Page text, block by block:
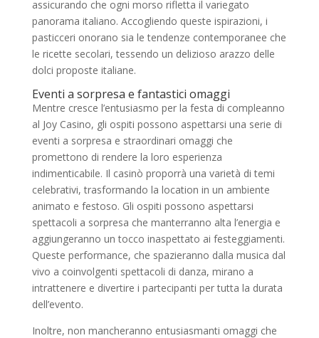
assicurando che ogni morso rifletta il variegato
panorama italiano. Accogliendo queste ispirazioni, i
pasticceri onorano sia le tendenze contemporanee che
le ricette secolari, tessendo un delizioso arazzo delle
dolci proposte italiane.
Eventi a sorpresa e fantastici omaggi
Mentre cresce l’entusiasmo per la festa di compleanno
al Joy Casino, gli ospiti possono aspettarsi una serie di
eventi a sorpresa e straordinari omaggi che
promettono di rendere la loro esperienza
indimenticabile. Il casinò proporrà una varietà di temi
celebrativi, trasformando la location in un ambiente
animato e festoso. Gli ospiti possono aspettarsi
spettacoli a sorpresa che manterranno alta l’energia e
aggiungeranno un tocco inaspettato ai festeggiamenti.
Queste performance, che spazieranno dalla musica dal
vivo a coinvolgenti spettacoli di danza, mirano a
intrattenere e divertire i partecipanti per tutta la durata
dell’evento.
Inoltre, non mancheranno entusiasmanti omaggi che